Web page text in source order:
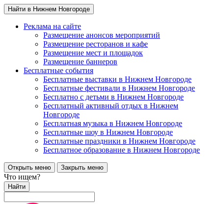
Найти в Нижнем Новгороде
Реклама на сайте
Размещение анонсов мероприятий
Размещение ресторанов и кафе
Размещение мест и площадок
Размещение баннеров
Бесплатные события
Бесплатные выставки в Нижнем Новгороде
Бесплатные фестивали в Нижнем Новгороде
Бесплатно с детьми в Нижнем Новгороде
Бесплатный активный отдых в Нижнем
Новгороде
Бесплатная музыка в Нижнем Новгороде
Бесплатные шоу в Нижнем Новгороде
Бесплатные праздники в Нижнем Новгороде
Бесплатное образование в Нижнем Новгороде
Открыть меню Закрыть меню
Что ищем?
Найти